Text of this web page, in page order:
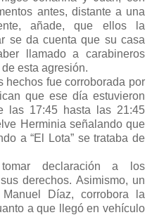
antes, distante a una
añade, que ellos la
se da cuenta que su casa
llamado a carabineros
esta agresión.
hechos fue corroborada por
que ese día estuvieron
las 17:45 hasta las 21:45
Herminia señalando que
a “El Lota” se trataba de
declaración a los
derechos. Asimismo, un
Díaz, corrobora la
a que llegó en vehículo